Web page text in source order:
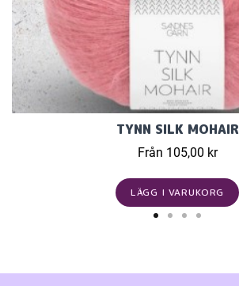
TYNN SILK MOHAIR
Från 105,00 kr
LÄGG I VARUKORG